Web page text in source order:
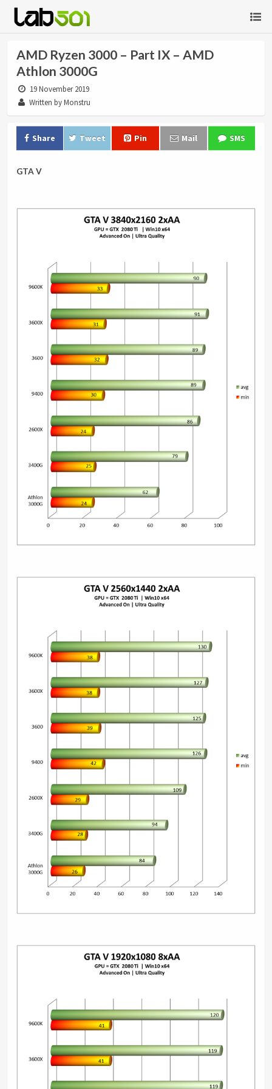
AMD Ryzen 3000 – Part IX – AMD
Athlon 3000G
19 November 2019
Written by Monstru
Share Tweet Pin Mail SMS
GTA V